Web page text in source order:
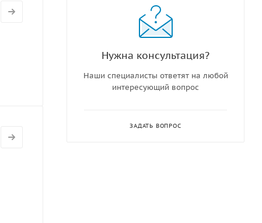
Нужна консультация?
Наши специалисты ответят на любой
интересующий вопрос
ЗАДАТЬ ВОПРОС